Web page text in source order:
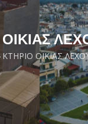
ΚΤΗΡΙΟ ΟΙΚΙΑΣ